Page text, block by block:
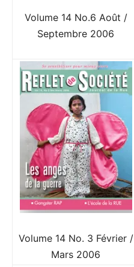
Volume 14 No.6 Août /
Septembre 2006
Volume 14 No. 3 Février /
Mars 2006